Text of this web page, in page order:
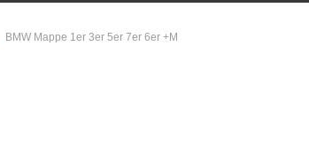
BMW Mappe 1er 3er 5er 7er 6er +M